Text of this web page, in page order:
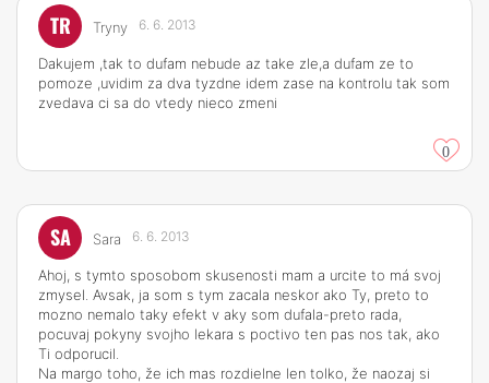
TR Tryny 6. 6. 2013
Dakujem ,tak to dufam nebude az take zle,a dufam ze to
pomoze ,uvidim za dva tyzdne idem zase na kontrolu tak som
zvedava ci sa do vtedy nieco zmeni
0
SA Sara 6. 6. 2013
Ahoj, s tymto sposobom skusenosti mam a urcite to má svoj
zmysel. Avsak, ja som s tym zacala neskor ako Ty, preto to
mozno nemalo taky efekt v aky som dufala-preto rada,
pocuvaj pokyny svojho lekara s poctivo ten pas nos tak, ako
Ti odporucil.
Na margo toho, že ich mas rozdielne len tolko, že naozaj si